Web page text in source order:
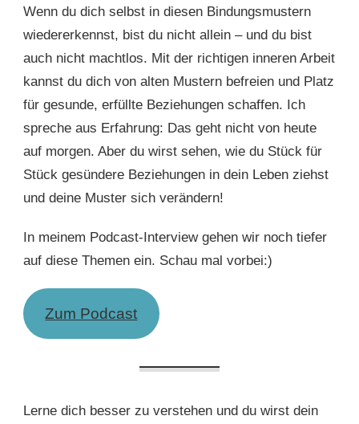
Wenn du dich selbst in diesen Bindungsmustern
wiedererkennst, bist du nicht allein – und du bist
auch nicht machtlos. Mit der richtigen inneren Arbeit
kannst du dich von alten Mustern befreien und Platz
für gesunde, erfüllte Beziehungen schaffen. Ich
spreche aus Erfahrung: Das geht nicht von heute
auf morgen. Aber du wirst sehen, wie du Stück für
Stück gesündere Beziehungen in dein Leben ziehst
und deine Muster sich verändern!
In meinem Podcast-Interview gehen wir noch tiefer
auf diese Themen ein. Schau mal vorbei:)
Zum Podcast
Lerne dich besser zu verstehen und du wirst dein